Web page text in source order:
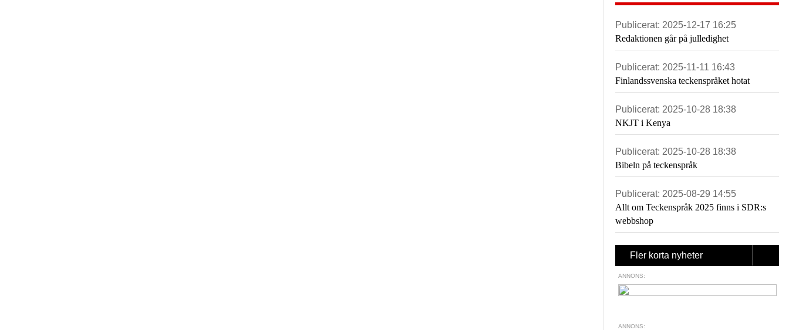
Publicerat: 2025-12-17 16:25
Redaktionen går på julledighet
Publicerat: 2025-11-11 16:43
Finlandssvenska teckenspråket hotat
Publicerat: 2025-10-28 18:38
NKJT i Kenya
Publicerat: 2025-10-28 18:38
Bibeln på teckenspråk
Publicerat: 2025-08-29 14:55
Allt om Teckenspråk 2025 finns i SDR:s
webbshop
Fler korta nyheter
ANNONS:
ANNONS: